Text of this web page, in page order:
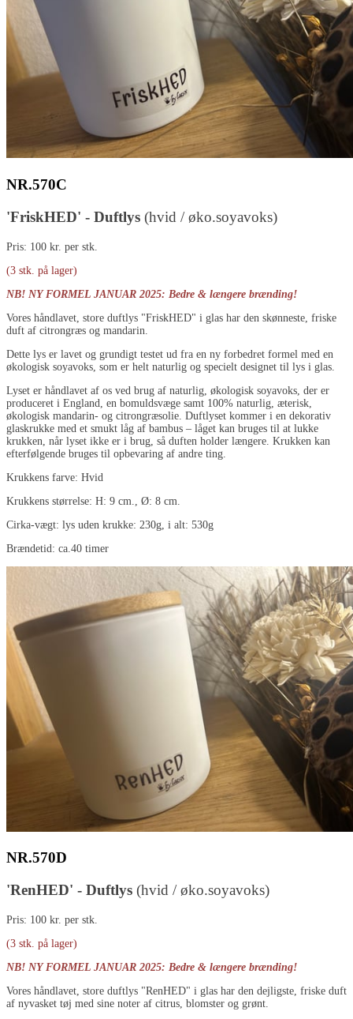
NR.570C
'FriskHED' - Duftlys (hvid / øko.soyavoks)
Pris: 100 kr. per stk.
(3 stk. på lager)
NB! NY FORMEL JANUAR 2025: Bedre & længere brænding!
Vores håndlavet, store duftlys "FriskHED" i glas har den skønneste, friske
duft af citrongræs og mandarin.
Dette lys er lavet og grundigt testet ud fra en ny forbedret formel med en
økologisk soyavoks, som er helt naturlig og specielt designet til lys i glas.
Lyset er håndlavet af os ved brug af naturlig, økologisk soyavoks, der er
produceret i England, en bomuldsvæge samt 100% naturlig, æterisk,
økologisk mandarin- og citrongræsolie. Duftlyset kommer i en dekorativ
glaskrukke med et smukt låg af bambus – låget kan bruges til at lukke
krukken, når lyset ikke er i brug, så duften holder længere. Krukken kan
efterfølgende bruges til opbevaring af andre ting.
Krukkens farve: Hvid
Krukkens størrelse: H: 9 cm., Ø: 8 cm.
Cirka-vægt: lys uden krukke: 230g, i alt: 530g
Brændetid: ca.40 timer
NR.570D
'RenHED' - Duftlys (hvid / øko.soyavoks)
Pris: 100 kr. per stk.
(3 stk. på lager)
NB! NY FORMEL JANUAR 2025: Bedre & længere brænding!
Vores håndlavet, store duftlys "RenHED" i glas har den dejligste, friske duft
af nyvasket tøj med sine noter af citrus, blomster og grønt.